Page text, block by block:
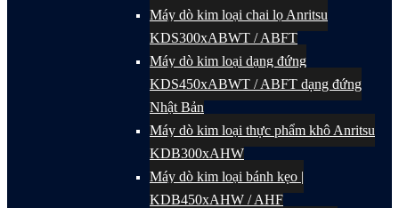
Máy dò kim loại chai lọ Anritsu
KDS300xABWT / ABFT
Máy dò kim loại dạng đứng
KDS450xABWT / ABFT dạng đứng
Nhật Bản
Máy dò kim loại thực phẩm khô Anritsu
KDB300xAHW
Máy dò kim loại bánh kẹo |
KDB450xAHW / AHF